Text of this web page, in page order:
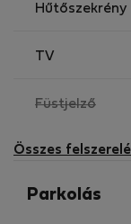
Hűtőszekrény
TV
Füstjelző,
Összes
Parkolás